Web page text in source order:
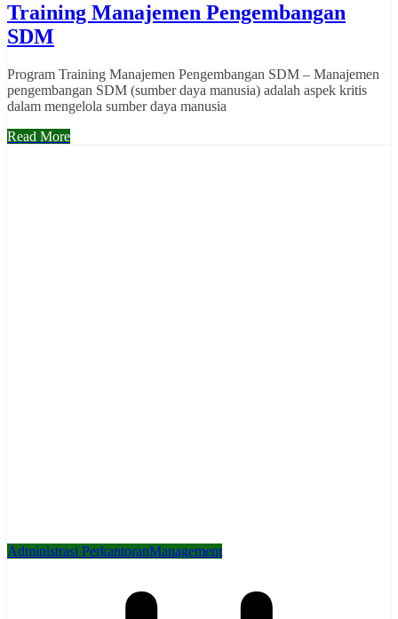
Training Manajemen Pengembangan
SDM
Program Training Manajemen Pengembangan SDM – Manajemen
pengembangan SDM (sumber daya manusia) adalah aspek kritis
dalam mengelola sumber daya manusia
Read More
Administrasi PerkantoranManagement